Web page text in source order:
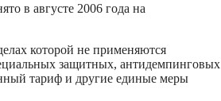
в августе 2006 года на
которой не применяются
защитных, антидемпинговых
тариф и другие единые меры